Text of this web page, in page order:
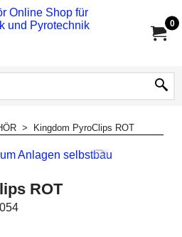
0
> Kingdom PyroClips ROT
ROT